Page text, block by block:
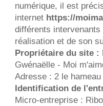
numérique, il est
internet https://
différents
réalisation et de son
Propriétaire du site :
Gwénaëlle - Moi
Adresse : 2 le
Identification de
Micro-entreprise :